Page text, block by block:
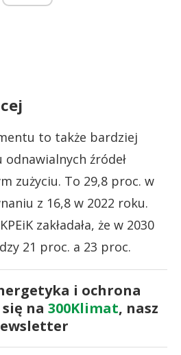
to także bardziej
źródeł
zużyciu. To 29,8 proc. w
z 16,8 w 2022 roku.
zakładała, że w 2030
21 proc. a 23 proc.
i ochrona
na 300Klimat, nasz